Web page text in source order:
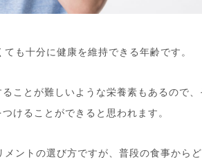
も十分に健康を維持できる年齢です。
ことが難しいような栄養素もあるので
けることができると思われます。
ントの選び方ですが、普段の食事から